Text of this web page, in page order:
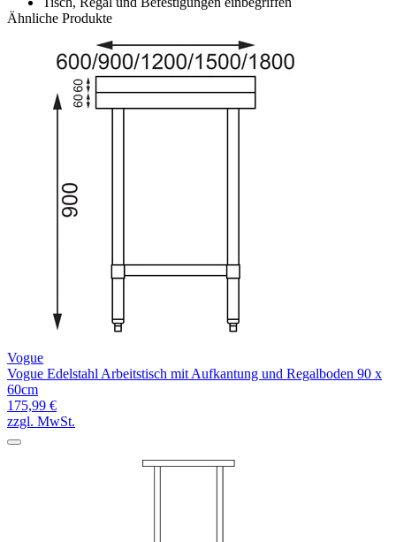
Ähnliche Produkte
Vogue
Vogue Edelstahl Arbeitstisch mit Aufkantung und Regalboden 90 x
60cm
175,99 €
zzgl. MwSt.